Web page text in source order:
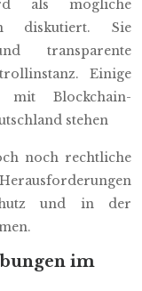
als mögliche
diskutiert. Sie
transparente
Einige
mit Blockchain-
stehen
noch rechtliche
und in der
im